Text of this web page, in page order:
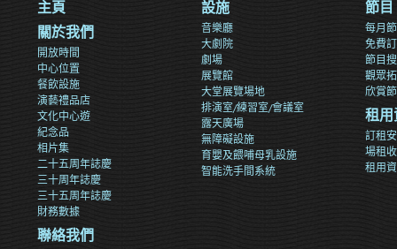
主頁
關於我們
開放時間
中心位置
餐飲設施
演藝禮品店
文化中心遊
紀念品
相片集
二十五周年誌慶
三十周年誌慶
三十五周年誌慶
財務數據
聯絡我們
設施
音樂廳
大劇院
劇場
展覽館
大堂展覽場地
排演室/練習室/會議室
露天廣場
無障礙設施
育嬰及餵哺母乳設施
智能洗手間系統
節目
每月
免費
節目
觀眾
欣賞
租用
訂租
場租
租用